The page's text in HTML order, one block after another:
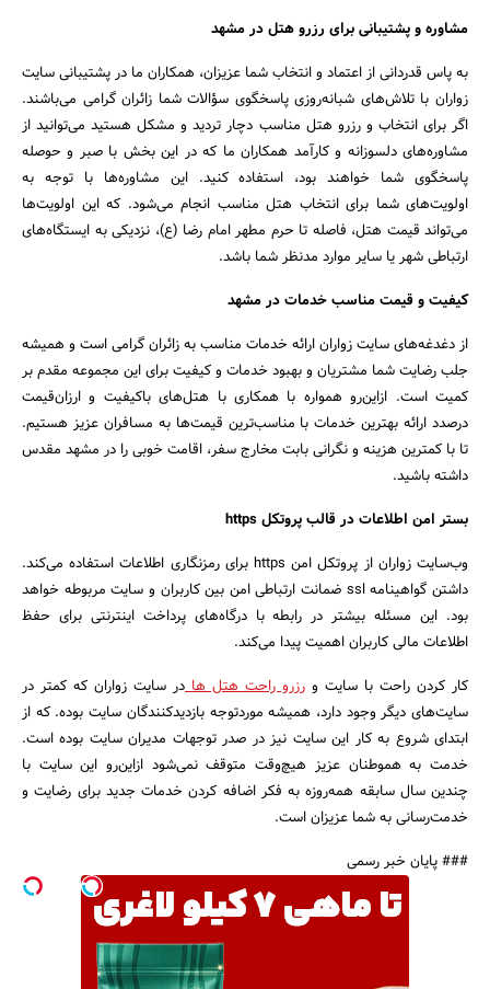
مشاوره و پشتیبانی برای رزرو هتل در مشهد
به پاس قدردانی از اعتماد و انتخاب شما عزیزان، همکاران ما در پشتیبانی سایت
زواران با تلاش‌های شبانه‌روزی پاسخگوی سؤالات شما زائران گرامی می‌باشند.
اگر برای انتخاب و رزرو هتل مناسب دچار تردید و مشکل هستید می‌توانید از
مشاوره‌های دلسوزانه و کارآمد همکاران ما که در این بخش با صبر و حوصله
پاسخگوی شما خواهند بود، استفاده کنید. این مشاوره‌ها با توجه به
اولویت‌های شما برای انتخاب هتل مناسب انجام می‌شود. که این اولویت‌ها
می‌تواند قیمت هتل، فاصله تا حرم مطهر امام رضا (ع)، نزدیکی به ایستگاه‌های
ارتباطی شهر یا سایر موارد مدنظر شما باشد.
کیفیت و قیمت مناسب خدمات در مشهد
از دغدغه‌های سایت زواران ارائه خدمات مناسب به زائران گرامی است و همیشه
جلب رضایت شما مشتریان و بهبود خدمات و کیفیت برای این مجموعه مقدم بر
کمیت است. ازاین‌رو همواره با همکاری با هتل‌های باکیفیت و ارزان‌قیمت
درصدد ارائه بهترین خدمات با مناسب‌ترین قیمت‌ها به مسافران عزیز هستیم.
تا با کمترین هزینه و نگرانی بابت مخارج سفر، اقامت خوبی را در مشهد مقدس
داشته باشید.
بستر امن اطلاعات در قالب پروتکل https
وب‌سایت زواران از پروتکل امن https برای رمزنگاری اطلاعات استفاده می‌کند.
داشتن گواهینامه ssl ضمانت ارتباطی امن بین کاربران و سایت مربوطه خواهد
بود. این مسئله بیشتر در رابطه با درگاه‌های پرداخت اینترنتی برای حفظ
اطلاعات مالی کاربران اهمیت پیدا می‌کند.
کار کردن راحت با سایت و رزرو راحت هتل هادر سایت زواران که کمتر در
سایت‌های دیگر وجود دارد، همیشه موردتوجه بازدیدکنندگان سایت بوده. که از
ابتدای شروع به کار این سایت نیز در صدر توجهات مدیران سایت بوده است.
خدمت به هموطنان عزیز هیچ‌وقت متوقف نمی‌شود ازاین‌رو این سایت با
چندین سال سابقه همه‌روزه به فکر اضافه کردن خدمات جدید برای رضایت و
خدمت‌رسانی به شما عزیزان است.
### پایان خبر رسمی